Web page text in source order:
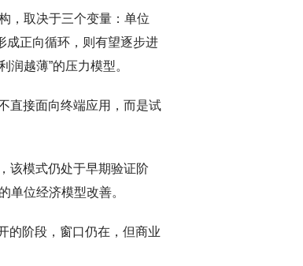
，取决于三个变量：单位
成正向循环，则有望逐步进
越薄”的压力模型。
直接面向终端应用，而是试
该模式仍处于早期验证阶
单位经济模型改善。
的阶段，窗口仍在，但商业